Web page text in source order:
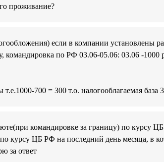
проживание?
если в компании установлены
по РФ 03.06-05.06: 03.06 -1000
700 = 300 т.о. налогооблагаемая база
командировке за границу) по курсу
курсу ЦБ РФ на последний день месяца, в
за ответ